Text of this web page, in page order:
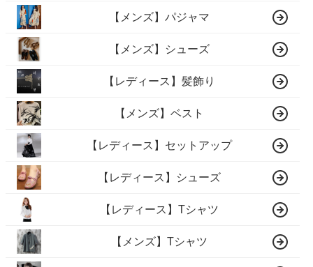
【メンズ】パジャマ
【メンズ】シューズ
【レディース】髪飾り
【メンズ】ベスト
【レディース】セットアップ
【レディース】シューズ
【レディース】Tシャツ
【メンズ】Tシャツ